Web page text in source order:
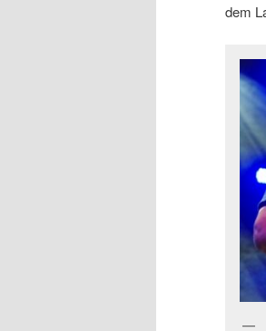
dem